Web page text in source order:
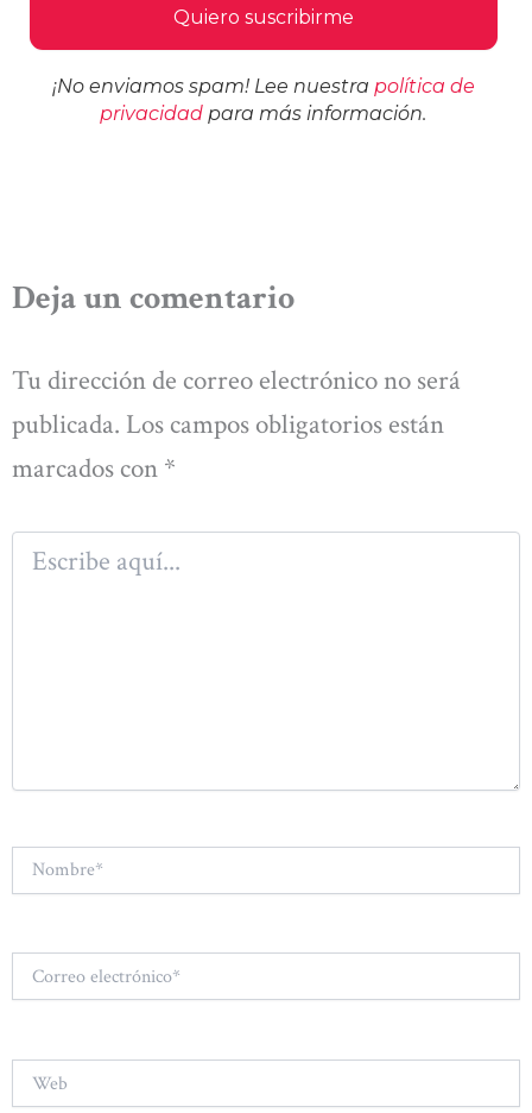
¡No enviamos spam! Lee nuestra política de
privacidad para más información.
Deja un comentario
Tu dirección de correo electrónico no será
publicada. Los campos obligatorios están
marcados con *
aquí...
electrónico*